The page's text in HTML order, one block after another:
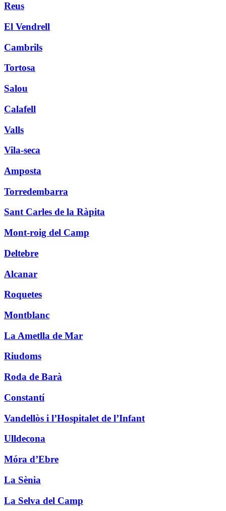
Reus
El Vendrell
Cambrils
Tortosa
Salou
Calafell
Valls
Vila-seca
Amposta
Torredembarra
Sant Carles de la Ràpita
Mont-roig del Camp
Deltebre
Alcanar
Roquetes
Montblanc
La Ametlla de Mar
Riudoms
Roda de Barà
Constantí
Vandellòs i l’Hospitalet de l’Infant
Ulldecona
Móra d’Ebre
La Sènia
La Selva del Camp